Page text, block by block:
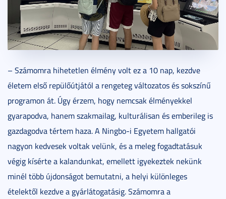
– Számomra hihetetlen élmény volt ez a 10 nap, kezdve
életem első repülőútjától a rengeteg változatos és sokszínű
programon át. Úgy érzem, hogy nemcsak élményekkel
gyarapodva, hanem szakmailag, kulturálisan és emberileg is
gazdagodva tértem haza. A Ningbo-i Egyetem hallgatói
nagyon kedvesek voltak velünk, és a meleg fogadtatásuk
végig kísérte a kalandunkat, emellett igyekeztek nekünk
minél több újdonságot bemutatni, a helyi különleges
ételektől kezdve a gyárlátogatásig. Számomra a